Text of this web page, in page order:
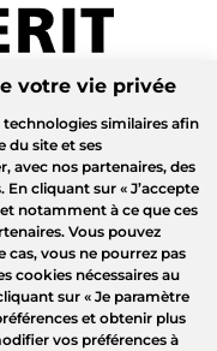
votre vie privée
similaires afin
du site et ses
avec nos partenaires, des
En cliquant sur « J’accepte
notamment à ce que ces
Vous pouvez
cas, vous ne pourrez pas
cookies nécessaires au
sur « Je paramètre
et obtenir plus
vos préférences à